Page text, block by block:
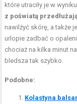
które utraciły je w
z poświatą
nawilżyć skórę, a także
urlopie zadbać o
chociaż na kilka minut
bledsza tak szybko.
Podobne:
Kolastyna